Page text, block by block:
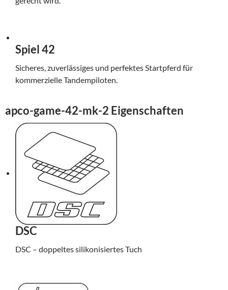
Spiel 42
Sicheres, zuverlässiges und perfektes Startpferd für
kommerzielle Tandempiloten.
apco-game-42-mk-2 Eigenschaften
DSC
DSC – doppeltes silikonisiertes Tuch